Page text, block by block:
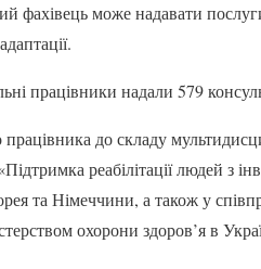
фахівець може надавати
працівники надали 579
працівника до складу
реабілітації людей з
та Німеччини, а також у
охорони здоров’я в